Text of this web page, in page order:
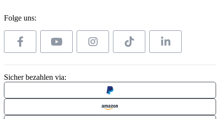
Folge uns:
Sicher bezahlen via: